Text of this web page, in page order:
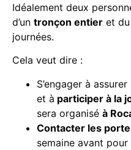
Idéalement deux
d’un tronçon entier et
journées.
Cela veut dire :
S’engager à
et à participer à la
sera organisé à
Contacter les
semaine avant